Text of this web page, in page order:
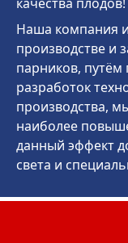
Наша компания
производстве и
парников,
разработок
производства,
наиболее
данный эффект
света и